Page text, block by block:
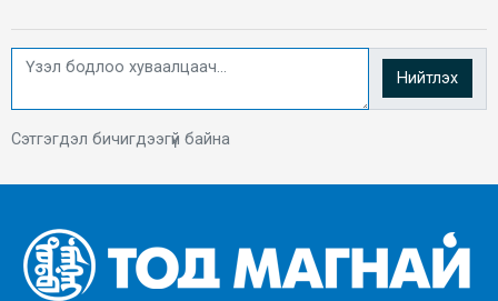
Нийтлэх
Сэтгэгдэл бичигдээгүй байна